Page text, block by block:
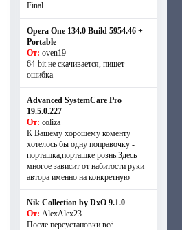
Final
Opera One 134.0 Build 5954.46 +
Portable
От: oven19
64-bit не скачивается, пишет --
ошибка
Advanced SystemCare Pro
19.5.0.227
От: coliza
К Вашему хорошему коменту
хотелось бы одну поправочку -
порташка,порташке рознь.Здесь
многое зависит от набитости руки
автора именно на конкретную
Nik Collection by DxO 9.1.0
От: AlexAlex23
После переустановки всё